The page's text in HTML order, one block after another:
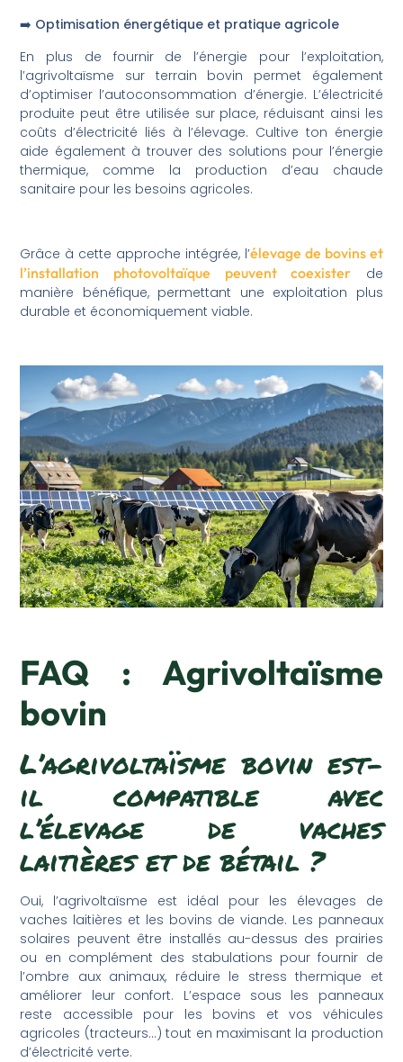
➡️ Optimisation énergétique et pratique agricole
En plus de fournir de l’énergie pour l’exploitation,
l’agrivoltaïsme sur terrain bovin permet également
d’optimiser l’autoconsommation d’énergie. L’électricité
produite peut être utilisée sur place, réduisant ainsi les
coûts d’électricité liés à l’élevage. Cultive ton énergie
aide également à trouver des solutions pour l’énergie
thermique, comme la production d’eau chaude
sanitaire pour les besoins agricoles.
Grâce à cette approche intégrée, l’élevage de bovins et
l’installation photovoltaïque peuvent coexister de
manière bénéfique, permettant une exploitation plus
durable et économiquement viable.
FAQ : Agrivoltaïsme
bovin
L’agrivoltaïsme bovin est-
il compatible avec
l’élevage de vaches
laitières et de bétail ?
Oui, l’agrivoltaïsme est idéal pour les élevages de
vaches laitières et les bovins de viande. Les panneaux
solaires peuvent être installés au-dessus des prairies
ou en complément des stabulations pour fournir de
l’ombre aux animaux, réduire le stress thermique et
améliorer leur confort. L’espace sous les panneaux
reste accessible pour les bovins et vos véhicules
agricoles (tracteurs…) tout en maximisant la production
d’électricité verte.